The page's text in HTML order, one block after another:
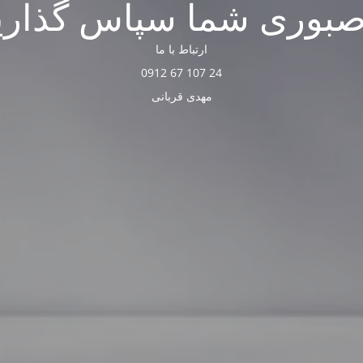
شما سپاس
ارتباط با ما
24 107 67 0912
مهدی قربانی